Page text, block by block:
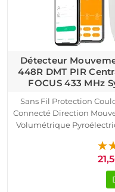
Détecteur
448R DMT PIR
FOCUS 433 MHz
Sans Fil Protection
Connecté Direction
Volumétrique